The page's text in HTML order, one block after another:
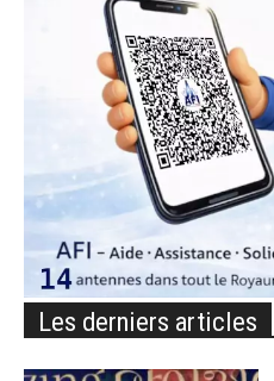
Les derniers articles